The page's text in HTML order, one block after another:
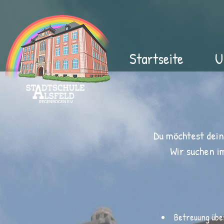
Startseite
Dumöchtest
Wir suchen
Betreuung